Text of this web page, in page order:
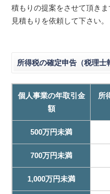
積もりの提案をさせて頂き
見積もりを依頼して下さい。
所得税の確定申告（税理士
個人事業の年取引金
額
所
500万円未満
700万円未満
1,000万円未満